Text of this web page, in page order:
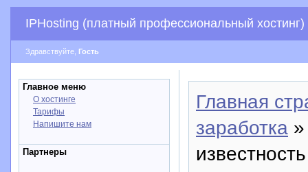
IPHosting (платный профессиональный хостинг)
Здравствуйте, Гость
Главное меню
О хостинге
Тарифы
Напишите нам
Партнеры
Главная
заработка